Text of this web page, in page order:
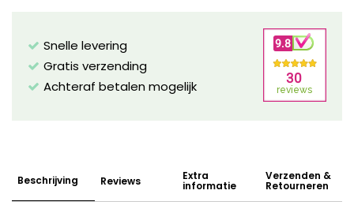
Snelle levering
Gratis verzending
Achteraf betalen mogelijk
Beschrijving Reviews Extra
informatie
Verzenden &
Retourneren